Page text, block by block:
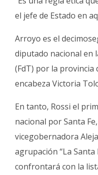
el jefe de Estado en
Arroyo es el
diputado nacional en
(FdT) por la provincia
encabeza Victoria
En tanto, Rossi el
nacional por Santa
vicegobernadora
agrupación “La Santa
confrontará con la